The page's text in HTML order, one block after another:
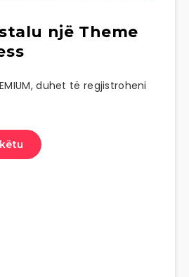
një Theme
duhet të regjistroheni